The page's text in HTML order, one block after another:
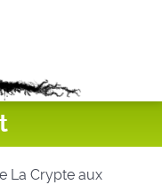
La Crypte aux